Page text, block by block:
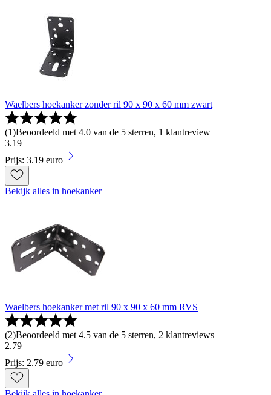
Waelbers hoekanker zonder ril 90 x 90 x 60 mm zwart
(1)Beoordeeld met 4.0 van de 5 sterren, 1 klantreview
3.19
Prijs: 3.19 euro
Bekijk alles in hoekanker
Waelbers hoekanker met ril 90 x 90 x 60 mm RVS
(2)Beoordeeld met 4.5 van de 5 sterren, 2 klantreviews
2.79
Prijs: 2.79 euro